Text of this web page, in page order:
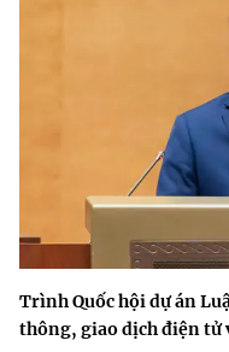
Trình Quốc hội dự án
thông, giao dịch điện tử